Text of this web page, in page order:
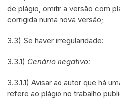
de plágio, omitir a versão com
corrigida numa nova versão;
3.3) Se haver irregularidade:
3.3.1) Cenário negativo:
3.3.1.1) Avisar ao autor que há
refere ao plágio no trabalho